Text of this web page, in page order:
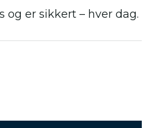
og er sikkert – hver dag.